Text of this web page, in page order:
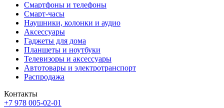
Смартфоны и телефоны
Смарт-часы
Наушники, колонки и аудио
Аксессуары
Гаджеты для дома
Планшеты и ноутбуки
Телевизоры и аксессуары
Автотовары и электротранспорт
Распродажа
Контакты
+7 978 005-02-01